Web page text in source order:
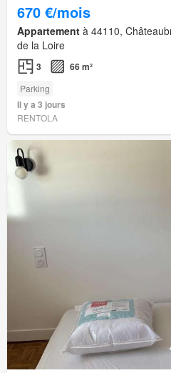
670 €/mois
Appartement à 44110,
de la Loire
3 66 m²
Parking
Il y a 3 jours
RENTOLA